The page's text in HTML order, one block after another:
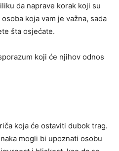
da naprave korak koji su
koja vam je važna, sada
šta osjećate.
koji će njihov odnos
koja će ostaviti dubok trag.
mogli bi upoznati osobu